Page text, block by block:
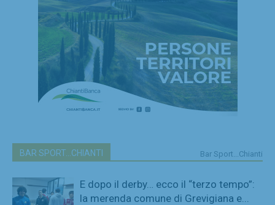
BAR SPORT...CHIANTI Bar Sport...Chianti
E dopo il derby… ecco il “terzo tempo”:
la merenda comune di Grevigiana e...